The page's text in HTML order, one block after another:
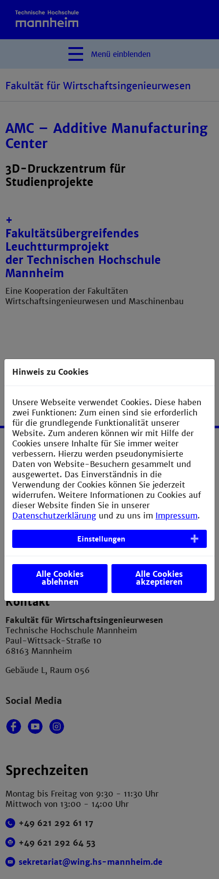
Menü einblenden
Fakultät für Wirtschaftsingenieurwesen
AMC – Additive Manufacturing
Center
3D-Druckzentrum für
Studienprojekte
+
Fakultätsübergreifendes
Leuchtturmprojekt
der Technischen Hochschule
Mannheim
Eine Kooperation der Fakultäten
Wirtschaftsingenieurwesen und Maschinenbau
Service
Impressum
Erklärung zur Barrierefreiheit
Datenschutzerklärung
Anfahrt und Campusplan
Kontakt
Fakultät für Wirtschaftsingenieurwesen
Technische Hochschule Mannheim
Paul-Wittsack-Straße 10
68163 Mannheim
Gebäude L, Raum 056
Social Media
Sprechzeiten
Montag bis Freitag von 9:30 - 11:30 Uhr
Mittwoch von 13:00 - 14:00 Uhr
+49 621 292 61 17
+49 621 292 64 53
sekretariat@wing.hs-mannheim.de
Hinweis zu Cookies
Unsere Webseite verwendet Cookies. Diese haben
zwei Funktionen: Zum einen sind sie erforderlich
für die grundlegende Funktionalität unserer
Website. Zum anderen können wir mit Hilfe der
Cookies unsere Inhalte für Sie immer weiter
verbessern. Hierzu werden pseudonymisierte
Daten von Website-Besuchern gesammelt und
ausgewertet. Das Einverständnis in die
Verwendung der Cookies können Sie jederzeit
widerrufen. Weitere Informationen zu Cookies auf
dieser Website finden Sie in unserer
Datenschutzerklärung und zu uns im Impressum.
Einstellungen
Alle Cookies
ablehnen
Alle Cookies
akzeptieren